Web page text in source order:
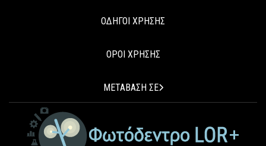
ΟΔΗΓΟΙ ΧΡΗΣΗΣ
ΟΡΟΙ ΧΡΗΣΗΣ
ΜΕΤΑΒΑΣΗ ΣΕ